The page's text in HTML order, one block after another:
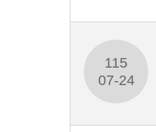
115
07-24